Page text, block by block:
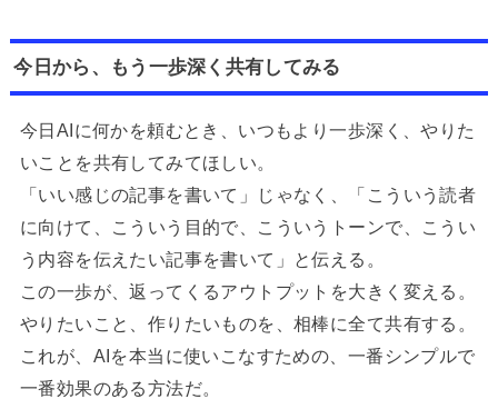
今日から、もう一歩深く共有してみる
今日AIに何かを頼むとき、いつもより一歩深く、やりた
いことを共有してみてほしい。
「いい感じの記事を書いて」じゃなく、「こういう読者
に向けて、こういう目的で、こういうトーンで、こうい
う内容を伝えたい記事を書いて」と伝える。
この一歩が、返ってくるアウトプットを大きく変える。
やりたいこと、作りたいものを、相棒に全て共有する。
これが、AIを本当に使いこなすための、一番シンプルで
一番効果のある方法だ。